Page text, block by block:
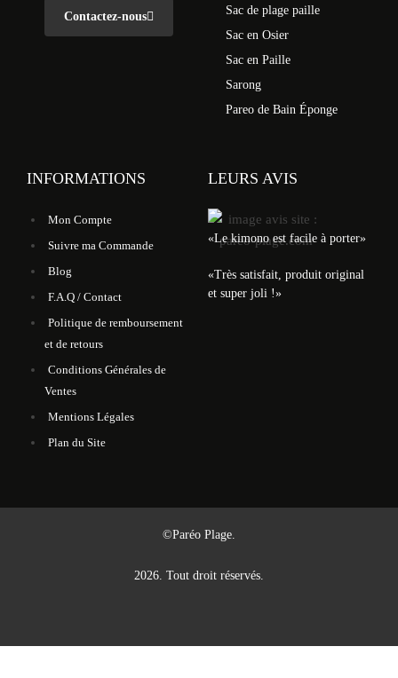
Contactez-nous
Sac de plage paille
Sac en Osier
Sac en Paille
Sarong
Pareo de Bain Éponge
INFORMATIONS
Mon Compte
Suivre ma Commande
Blog
F.A.Q / Contact
Politique de remboursement
et de retours
Conditions Générales de
Ventes
Mentions Légales
Plan du Site
LEURS AVIS
«Le kimono est facile à porter»
«Très satisfait, produit original
et super joli !»
©Paréo Plage.
2026. Tout droit réservés.